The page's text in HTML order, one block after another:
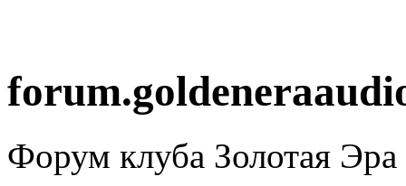
Форум клуба Золотая